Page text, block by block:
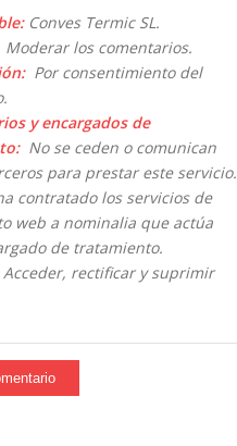
Conves Termic SL.
los comentarios.
Por consentimiento del
y encargados de
No se ceden o comunican
para prestar este servicio.
contratado los servicios de
web a nominalia que actúa
de tratamiento.
rectificar y suprimir